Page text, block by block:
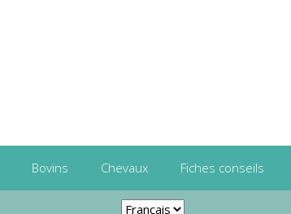
Bovins Chevaux Fiches conseils